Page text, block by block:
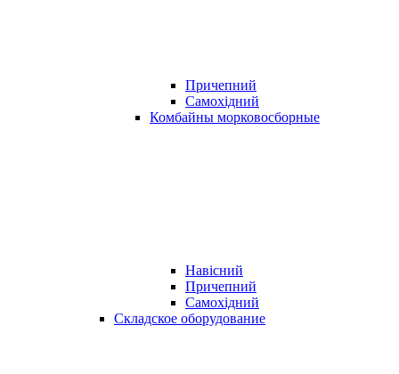
Причепний
Самохідний
Комбайны морковосборные
Навісний
Причепний
Самохідний
Складское оборудование